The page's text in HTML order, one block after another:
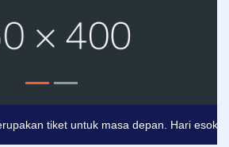
tiket untuk masa depan. Hari esok